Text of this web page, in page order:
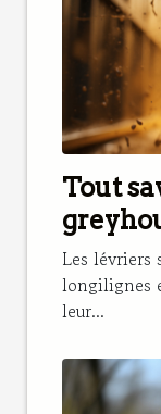
Tout
Les lévriers
longilignes
leur...